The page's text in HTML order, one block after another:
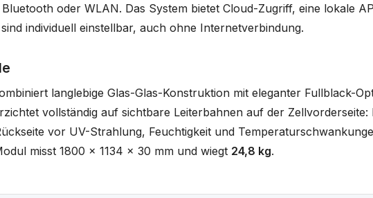
oder WLAN. Das System bietet Cloud-Zugriff, eine lokale
individuell einstellbar, auch ohne Internetverbindung.
langlebige Glas-Glas-Konstruktion mit eleganter Fullblack-
vollständig auf sichtbare Leiterbahnen auf der
vor UV-Strahlung, Feuchtigkeit und
misst 1800 x 1134 x 30 mm und wiegt 24,8 kg.